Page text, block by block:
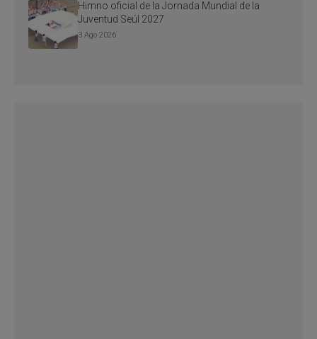
Himno oficial de la Jornada Mundial de la
Juventud Seúl 2027
3 Ago 2026